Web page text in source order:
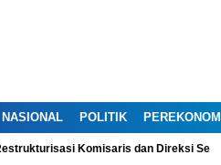
NASIONAL POLITIK
Komisaris dan Direksi